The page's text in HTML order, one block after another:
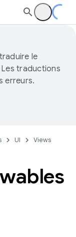
le
traductions
erreurs.
UI
Views